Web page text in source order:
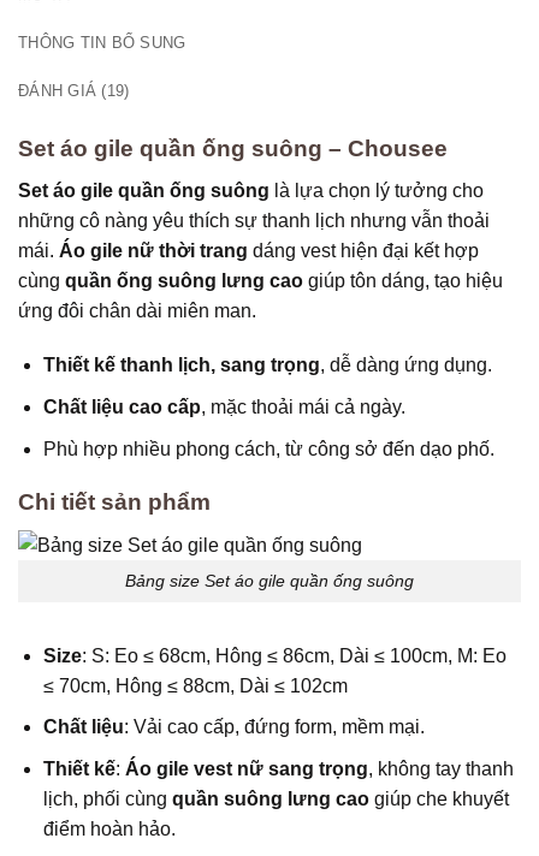
THÔNG TIN BỔ SUNG
ĐÁNH GIÁ (19)
Set áo gile quần ống suông – Chousee
Set áo gile quần ống suông là lựa chọn lý tưởng cho
những cô nàng yêu thích sự thanh lịch nhưng vẫn thoải
mái. Áo gile nữ thời trang dáng vest hiện đại kết hợp
cùng quần ống suông lưng cao giúp tôn dáng, tạo hiệu
ứng đôi chân dài miên man.
Thiết kế thanh lịch, sang trọng, dễ dàng ứng dụng.
Chất liệu cao cấp, mặc thoải mái cả ngày.
Phù hợp nhiều phong cách, từ công sở đến dạo phố.
Chi tiết sản phẩm
Bảng size Set áo gile quần ống suông
Size: S: Eo ≤ 68cm, Hông ≤ 86cm, Dài ≤ 100cm, M: Eo
≤ 70cm, Hông ≤ 88cm, Dài ≤ 102cm
Chất liệu: Vải cao cấp, đứng form, mềm mại.
Thiết kế: Áo gile vest nữ sang trọng, không tay thanh
lịch, phối cùng quần suông lưng caogiúp che khuyết
điểm hoàn hảo.